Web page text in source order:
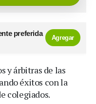
preferida
Agregar
y árbitras de las
éxitos con la
colegiados.